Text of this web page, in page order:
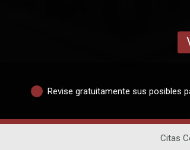
Revise gratuitamente sus posibles
Citas